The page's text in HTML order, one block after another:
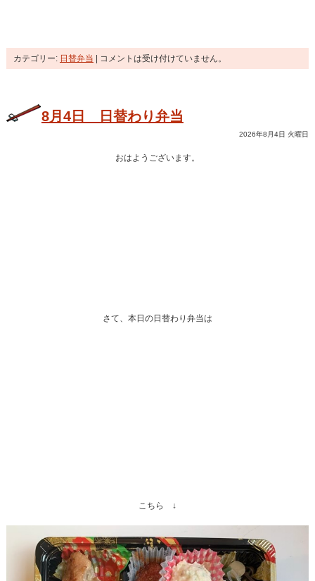
カテゴリー: 日替弁当 コメントは受け付けていません。
8月4日 日替わり弁当
2026年8月4日 火曜日
おはようございます。
さて、本日の日替わり弁当は
こちら ↓